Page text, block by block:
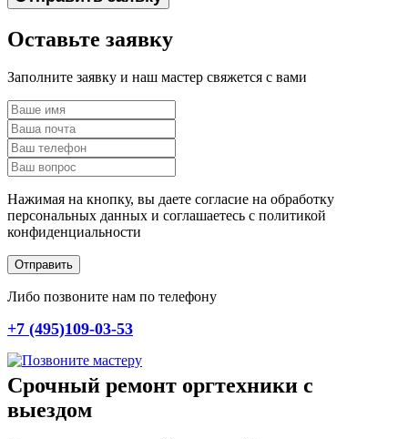
Оставьте заявку
Заполните заявку и наш мастер свяжется с вами
Нажимая на кнопку, вы даете согласие на обработку
персональных данных и соглашаетесь c политикой
конфиденциальности
Отправить
Либо позвоните нам по телефону
+7 (495)109-03-53
Срочный ремонт оргтехники с
выездом